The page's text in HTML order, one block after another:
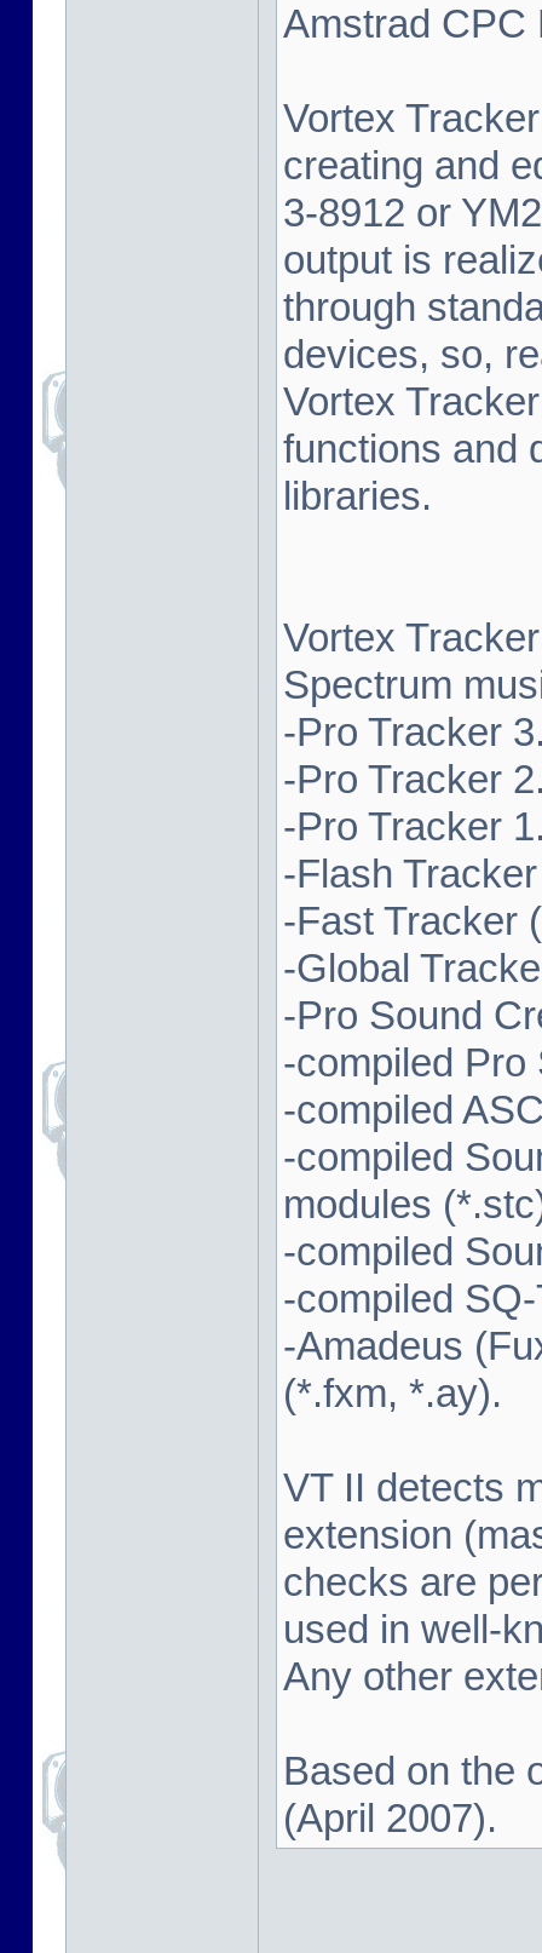
Amstrad CPC
Vortex
creating and
3-8912 or
output is
through
devices, so,
Vortex
functions and
libraries.
Vortex
Spectrum
-Pro Tracker
-Pro Tracker
-Pro Tracker
-Flash
-Fast Tracker
-Global
-Pro Sound
-compiled Pro
-compiled
-compiled
modules
-compiled
-compiled
-Amadeus
(*.fxm, *.ay).
VT II detects
extension
checks are
used in well-
Any other
Based on the
(April 2007).